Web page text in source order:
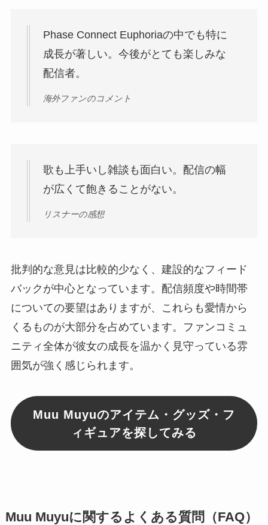
Phase Connect Euphoriaの中でも特に
成長が著しい。今後がとても楽しみな
配信者。
海外ファンのコメント
歌も上手いし雑談も面白い。配信の幅
が広くて飽きることがない。
リスナーの感想
批判的な意見は比較的少なく、建設的なフィード
バックが中心となっています。配信頻度や時間帯
についての要望はありますが、これらも愛情から
くるものが大部分を占めています。ファンコミュ
ニティ全体が彼女の成長を温かく見守っている雰
囲気が強く感じられます。
Muu Muyuのアイテム・グッズ・フ
ィギュアを探してみる
Muu Muyuに関するよくある質問（FAQ）